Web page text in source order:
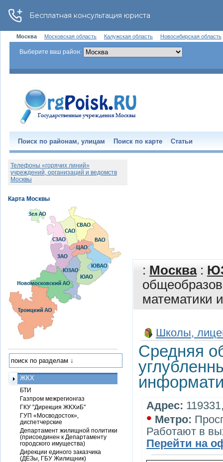
Москва Московская область Калужская область Новосибирская область
Выберите ваш район:
Поиск по районам, улицам Поиск по карте Статьи
: Москва:
математики
Школы,
Cредняя
Адрес:
• Метро:
Работают в
Перейти на
Телефоны «горячих линий»
учреждений, организаций и ведомств
Москвы
ЖКХ
БТИ
Газпром межрегионгаз
ГКУ "Дирекция ЖКХиБ"
ГУП «Мосводосток»,
диспетчерские
Департамент жилищной политики
(присоединен к Департаменту
городского имущества)
Дирекции единого заказчика
(ДЕЗы, ГБУ Жилищник)